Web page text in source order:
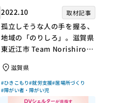
2022.10 取材記事
孤立しそうな人の手を握る、
地域の「のりしろ」。滋賀県
東近江市 Team Norishiroの
滋賀県
#ひきこもり#就労支援#居場所づくり
#障がい者・障がい児